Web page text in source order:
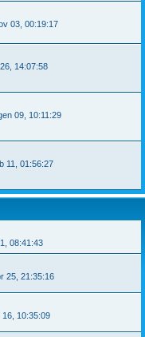
03, 00:19:17
14:07:58
09, 10:11:29
11, 01:56:27
08:41:43
25, 21:35:16
16, 10:35:09